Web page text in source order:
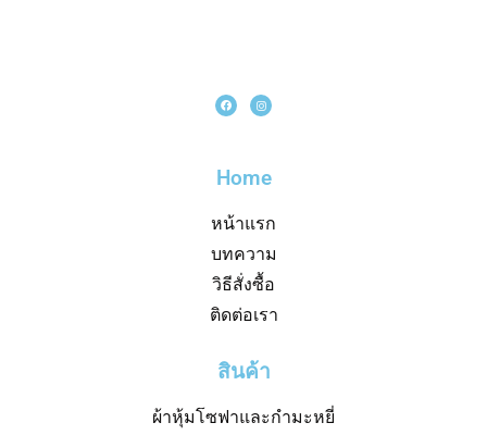
Home
หน้าแรก
บทความ
วิธีสั่งซื้อ
ติดต่อเรา
สินค้า
ผ้าหุ้มโซฟาและกำมะหยี่